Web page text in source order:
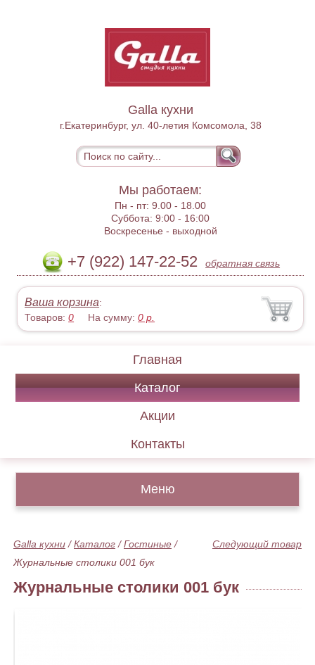
Galla кухни
г.Екатеринбург, ул. 40-летия Комсомола, 38
Мы работаем:
Пн - пт:9.00 - 18.00
Суббота:9:00 - 16:00
Воскресенье - выходной
+7 (922) 147-22-52 обратная связь
Ваша корзина:
Товаров:0 На сумму:0 р.
Главная
Каталог
Акции
Контакты
Меню
Следующий товар
Galla кухни /Каталог /Гостиные /
Журнальные столики 001 бук
Журнальные столики 001 бук